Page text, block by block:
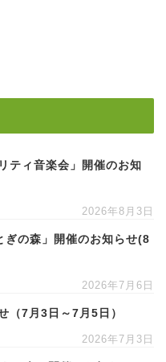
ティ音楽会」開催のお知
2026年8月3日
ぎの森」開催のお知らせ(8
2026年7月6日
（7月3日～7月5日）
2026年7月3日